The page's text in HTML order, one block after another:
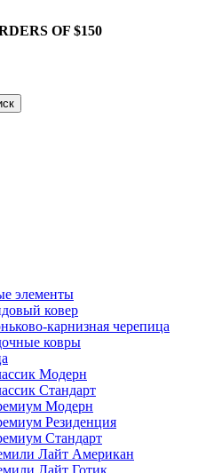
OF $150
элементы
ковер
карнизная черепица
ковры
Модерн
Стандарт
Модерн
Резиденция
Стандарт
Лайт Американ
Лайт Готик